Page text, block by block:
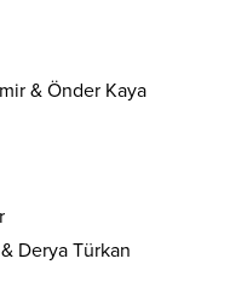
& Önder Kaya
Derya Türkan